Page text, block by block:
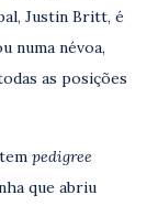
Justin Britt, é
numa névoa,
as posições
pedigree
que abriu